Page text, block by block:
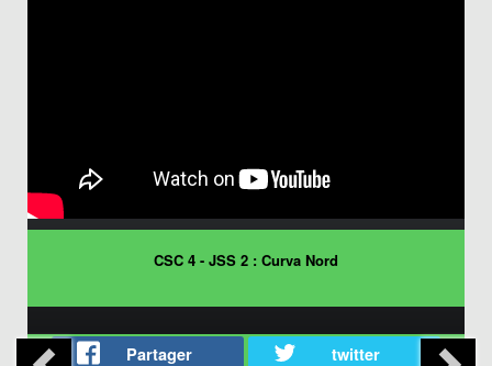
CSC 4 - JSS 2 : Curva Nord
Partager twitter